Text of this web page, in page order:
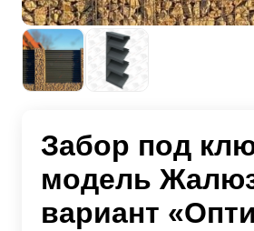
Забор под
модель
вариант